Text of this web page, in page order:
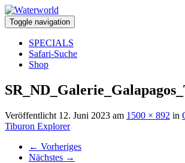
Toggle navigation
SPECIALS
Safari-Suche
Shop
Veröffentlicht 12. Juni 2023 am 1500 × 892 in
Tiburon Explorer
← Vorheriges
Nächstes →